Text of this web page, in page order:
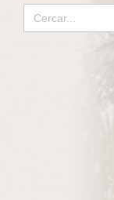
Search
for: